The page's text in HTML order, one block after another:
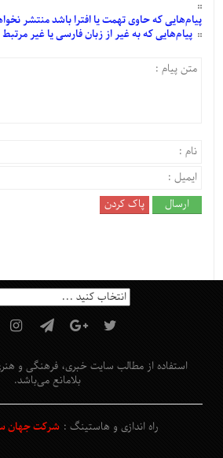
پیام‌هاییکه حاوی تهمت یا افترا باشد منتشر
پیام‌هاییکه به غیر از زبان فارسی یا غیر
استفاده از مطالب سایت خبری، فرهنگی و
بلامانع می‌باشد.
راه اندازی و هاستینگ :شرکت جهان